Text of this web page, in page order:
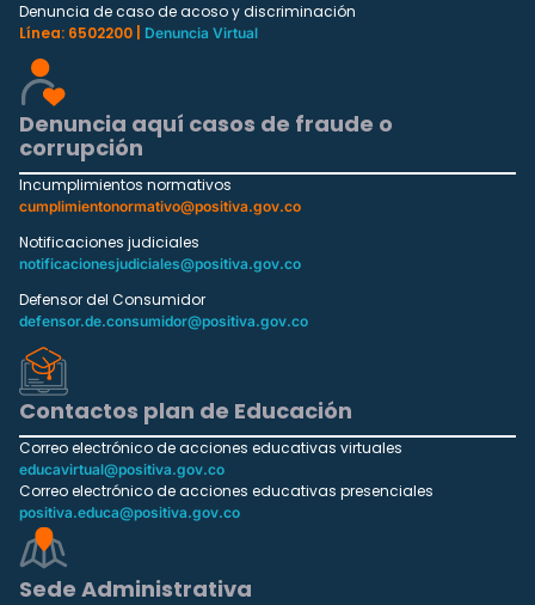
Denuncia de caso de acoso y discriminación
Línea: 6502200 |
Denuncia Virtual
Denuncia aquí casos de fraude o
corrupción
Incumplimientos normativos
cumplimientonormativo@positiva.gov.co
Notificaciones judiciales
notificacionesjudiciales@positiva.gov.co
Defensor del Consumidor
defensor.de.consumidor@positiva.gov.co
Contactos plan de Educación
Correo electrónico de acciones educativas virtuales
educavirtual@positiva.gov.co
Correo electrónico de acciones educativas presenciales
positiva.educa@positiva.gov.co
Sede Administrativa